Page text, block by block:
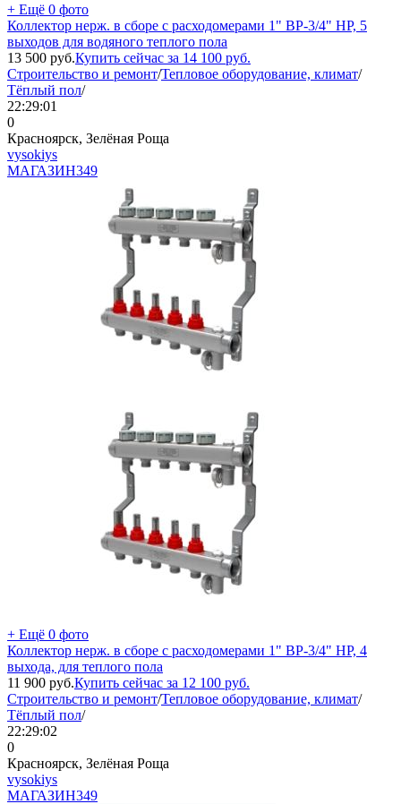
+ Ещё 0 фото
Коллектор нерж. в сборе с расходомерами 1" ВР-3/4" НР, 5
выходов для водяного теплого пола
13 500 руб.Купить сейчас за 14 100 руб.
Строительство и ремонт/Тепловое оборудование, климат/
Тёплый пол/
22:29:01
0
Красноярск, Зелёная Роща
vysokiys
МАГАЗИН349
+ Ещё 0 фото
Коллектор нерж. в сборе с расходомерами 1" ВР-3/4" НР, 4
выхода, для теплого пола
11 900 руб.Купить сейчас за 12 100 руб.
Строительство и ремонт/Тепловое оборудование, климат/
Тёплый пол/
22:29:02
0
Красноярск, Зелёная Роща
vysokiys
МАГАЗИН349